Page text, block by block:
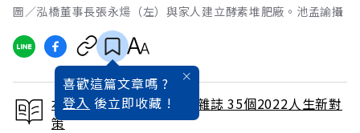
圖／泓橋董事長張永煬（左）與家人建立酵素堆肥廠。池孟諭攝
喜歡這篇文章嗎 ?
登入 後立即收藏 !
本文出自 2021 / 11月號雜誌 35個2022人生新對
策